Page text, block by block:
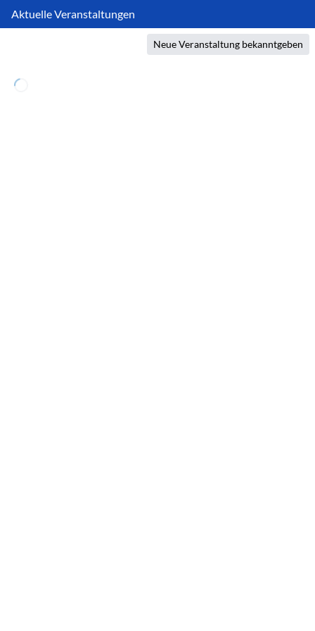
Aktuelle Veranstaltungen
Neue Veranstaltung bekanntgeben